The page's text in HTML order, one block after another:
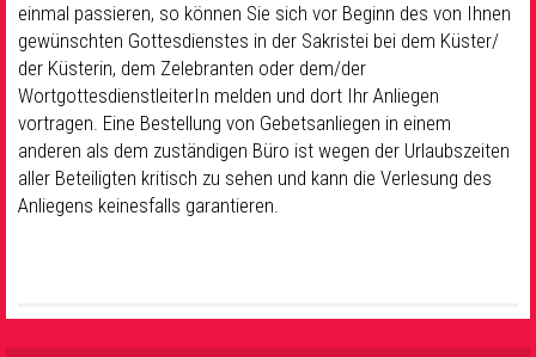
Seelsorge & Kontakt
einmal passieren, so können Sie sich vor Beginn des von Ihnen
gewünschten Gottesdienstes in der Sakristei bei dem Küster/
der Küsterin, dem Zelebranten oder dem/der
WortgottesdienstleiterIn melden und dort Ihr Anliegen
vortragen. Eine Bestellung von Gebetsanliegen in einem
anderen als dem zuständigen Büro ist wegen der Urlaubszeiten
aller Beteiligten kritisch zu sehen und kann die Verlesung des
Anliegens keinesfalls garantieren.